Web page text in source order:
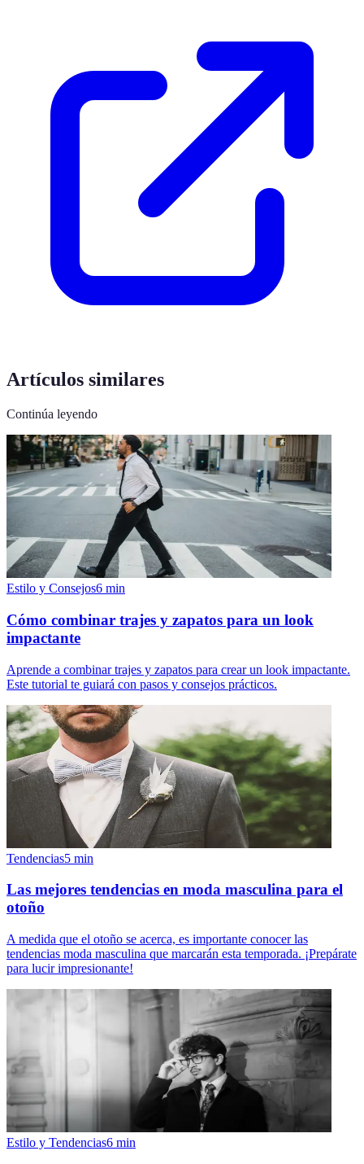
Artículos similares
Continúa leyendo
Estilo y Consejos6 min
Cómo combinar trajes y zapatos para un look
impactante
Aprende a combinar trajes y zapatos para crear un look impactante.
Este tutorial te guiará con pasos y consejos prácticos.
Tendencias5 min
Las mejores tendencias en moda masculina para el
otoño
A medida que el otoño se acerca, es importante conocer las
tendencias moda masculina que marcarán esta temporada. ¡Prepárate
para lucir impresionante!
Estilo y Tendencias6 min